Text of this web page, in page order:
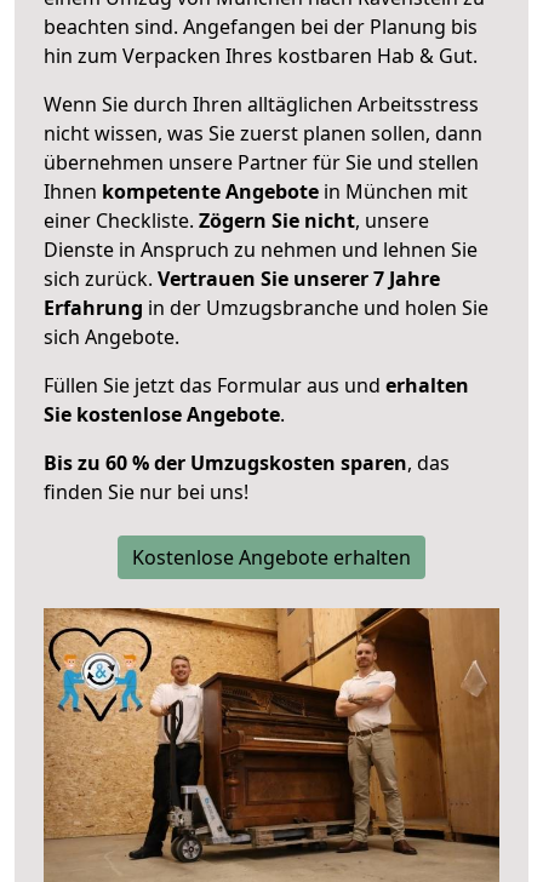
beachten sind. Angefangen bei der Planung bis
hin zum Verpacken Ihres kostbaren Hab & Gut.
Wenn Sie durch Ihren alltäglichen Arbeitsstress
nicht wissen, was Sie zuerst planen sollen, dann
übernehmen unsere Partner für Sie und stellen
Ihnen kompetente Angebote in München mit
einer Checkliste. Zögern Sie nicht, unsere
Dienste in Anspruch zu nehmen und lehnen Sie
sich zurück. Vertrauen Sie unserer 7 Jahre
Erfahrung in der Umzugsbranche und holen Sie
sich Angebote.
Füllen Sie jetzt das Formular aus und erhalten
Sie kostenlose Angebote.
Bis zu 60 % der Umzugskosten sparen, das
finden Sie nur bei uns!
Kostenlose Angebote erhalten